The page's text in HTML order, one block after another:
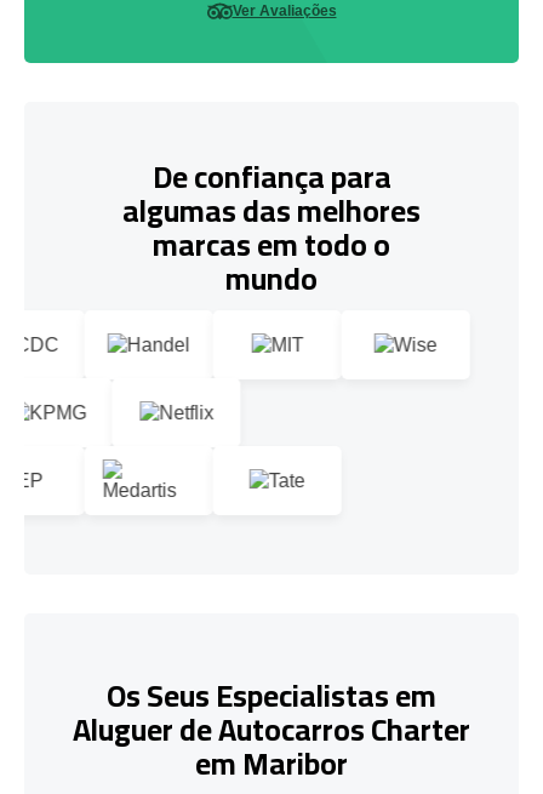
Ver Avaliações
De confiança para
algumas das melhores
marcas em todo o
mundo
Os Seus Especialistas em
Aluguer de Autocarros Charter
em Maribor